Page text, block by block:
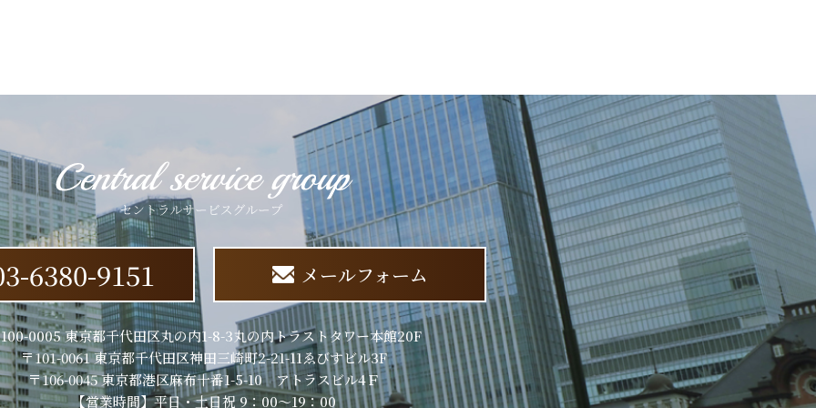
6380-9151 メールフォーム
0005 東京都千代田区丸の内1-8-3丸の内トラストタワー本館20F
〒101-0061 東京都千代田区神田三崎町2-21-11ゑびすビル3F
〒106-0045 東京都港区麻布十番1-5-10 アトラスビル4Ｆ
【営業時間】平日・土日祝 9：00～19：00